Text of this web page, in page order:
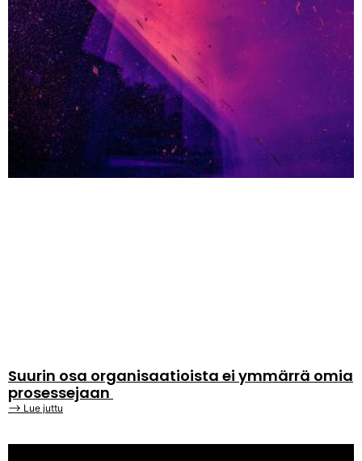
Suurin osa organisaatioista ei ymmärrä omia
prosessejaan
⟶ Lue juttu